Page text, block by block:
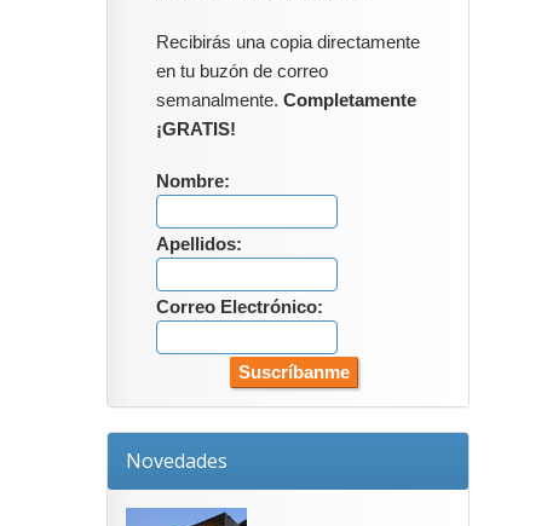
Recibirás una copia directamente
en tu buzón de correo
semanalmente. Completamente
¡GRATIS!
Nombre:
Apellidos:
Correo Electrónico:
Novedades